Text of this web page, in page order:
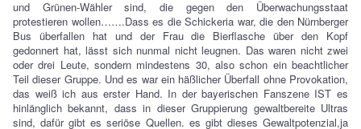
und Grünen-Wähler sind, die gegen den Überwachungsstaat
protestieren wollen…….Dass es die Schickeria war, die den Nürnberger
Bus überfallen hat und der Frau die Bierflasche über den Kopf
gedonnert hat, lässt sich nunmal nicht leugnen. Das waren nicht zwei
oder drei Leute, sondern mindestens 30, also schon ein beachtlicher
Teil dieser Gruppe. Und es war ein häßlicher Überfall ohne Provokation,
das weiß ich aus erster Hand. In der bayerischen Fanszene IST es
hinlänglich bekannt, dass in dieser Gruppierung gewaltbereite Ultras
sind, dafür gibt es seriöse Quellen. es gibt dieses Gewaltpotenzial,ja